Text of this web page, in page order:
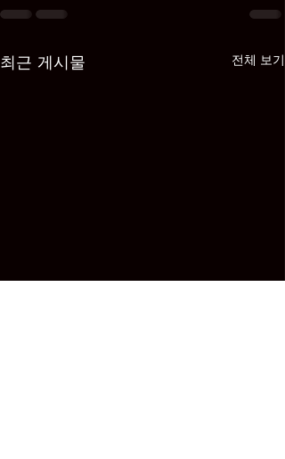
최근 게시물 전체 보기